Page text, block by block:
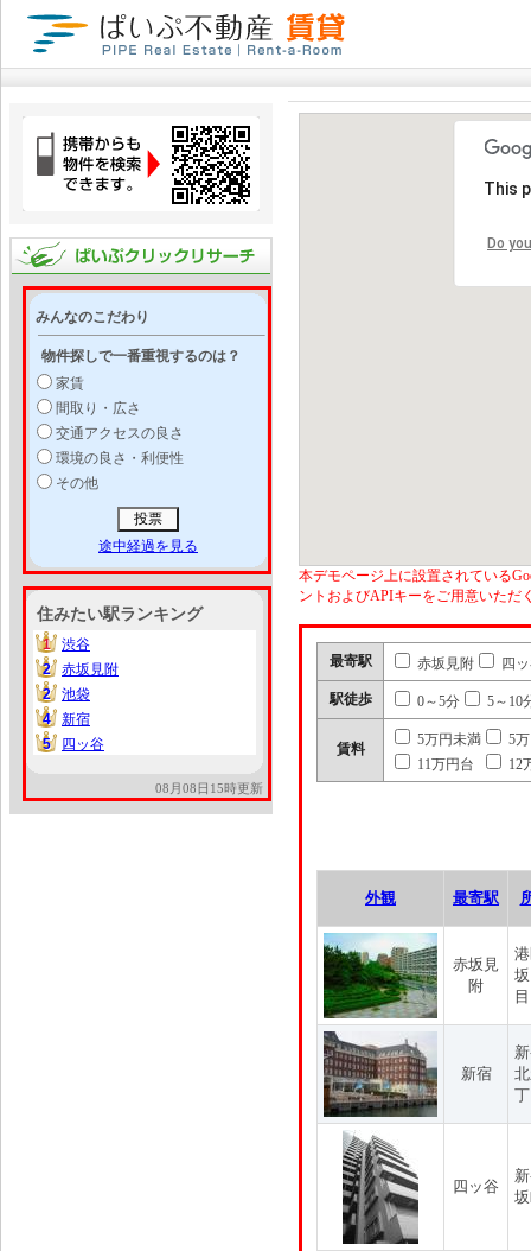
みんなのこだわり
物件探しで一番重視するのは？
家賃
間取り・広さ
交通アクセスの良さ
環境の良さ・利便性
その他
途中経過を見る
住みたい駅ランキング
1
1
渋谷
2
2
赤坂見附
2
2
池袋
4
4
新宿
5
5 四ッ谷
08月08日15時更新
This
Do
本デモページ上に設置されている
ントおよびAPIキーをご用意いただ
最寄駅 赤坂見附 四
駅徒歩 0～5分 5～10
賃料
5万円未満
5
11万円台
12
外観 最寄駅
赤坂見
附
目
新宿
四ッ谷